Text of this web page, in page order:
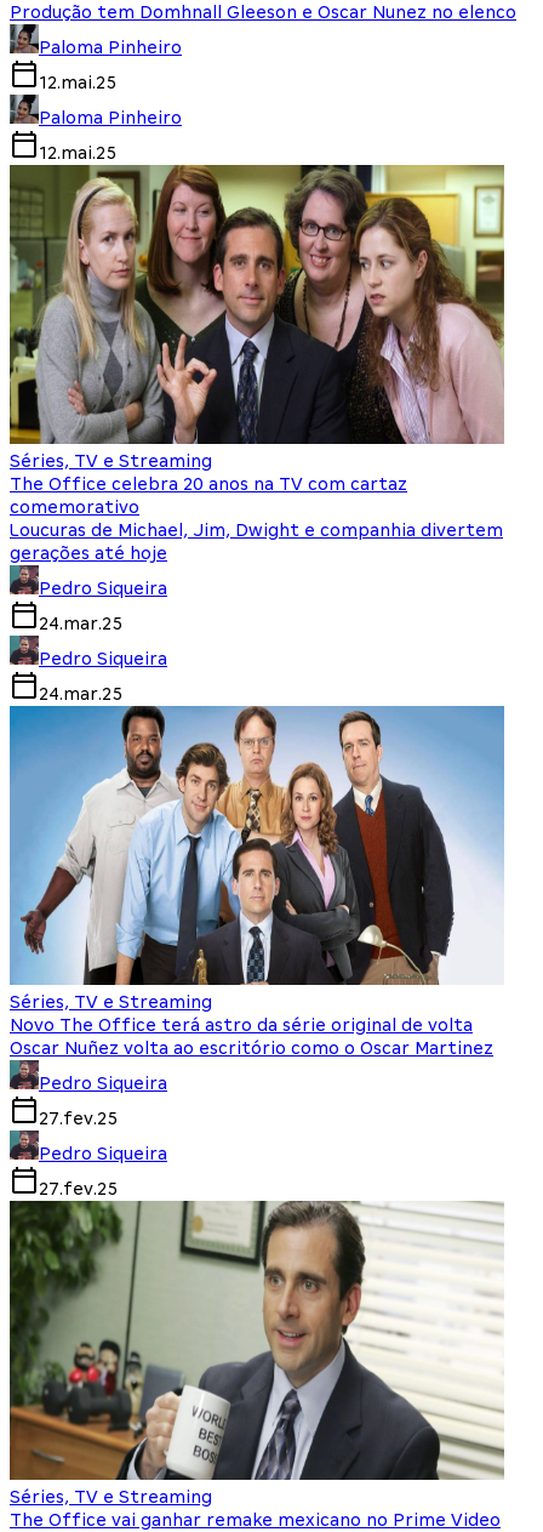
Produção tem Domhnall Gleeson e Oscar Nunez no elenco
Paloma Pinheiro
12.mai.25
Paloma Pinheiro
12.mai.25
Séries, TV e Streaming
The Office celebra 20 anos na TV com cartaz
comemorativo
Loucuras de Michael, Jim, Dwight e companhia divertem
gerações até hoje
Pedro Siqueira
24.mar.25
Pedro Siqueira
24.mar.25
Séries, TV e Streaming
Novo The Office terá astro da série original de volta
Oscar Nuñez volta ao escritório como o Oscar Martinez
Pedro Siqueira
27.fev.25
Pedro Siqueira
27.fev.25
Séries, TV e Streaming
The Office vai ganhar remake mexicano no Prime Video